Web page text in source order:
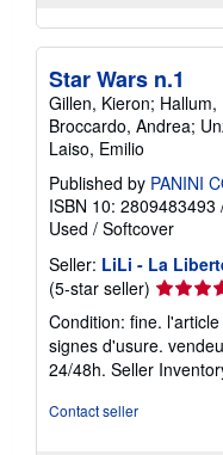
Star Wars n.1
Gillen, Kieron;
Broccardo, Andrea;
Laiso, Emilio
Published by PANINI
ISBN 10: 2809483493
Used / Softcover
Seller: LiLi - La
(5-star seller) Seller
rating
5
out
of
Condition: fine.
signes d'usure.
24/48h. Seller
Contact seller